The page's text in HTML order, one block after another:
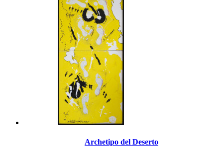
Archetipo del Deserto